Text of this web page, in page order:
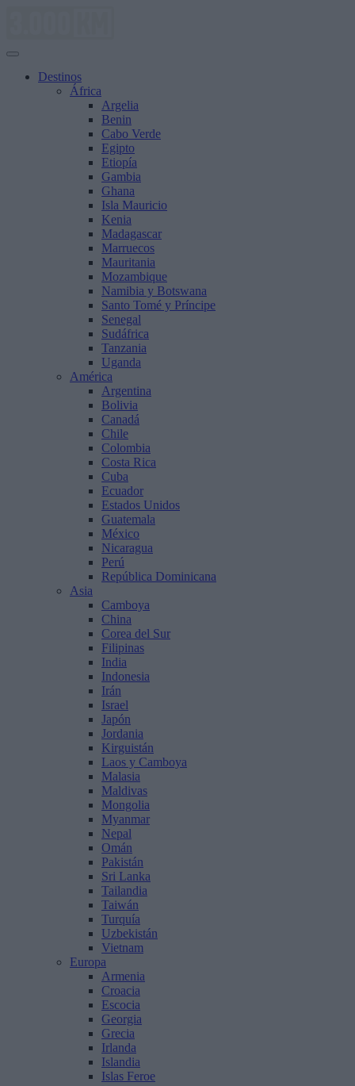
Destinos
África
Argelia
Benin
Cabo Verde
Egipto
Etiopía
Gambia
Ghana
Isla Mauricio
Kenia
Madagascar
Marruecos
Mauritania
Mozambique
Namibia y Botswana
Santo Tomé y Príncipe
Senegal
Sudáfrica
Tanzania
Uganda
América
Argentina
Bolivia
Canadá
Chile
Colombia
Costa Rica
Cuba
Ecuador
Estados Unidos
Guatemala
México
Nicaragua
Perú
República Dominicana
Asia
Camboya
China
Corea del Sur
Filipinas
India
Indonesia
Irán
Israel
Japón
Jordania
Kirguistán
Laos y Camboya
Malasia
Maldivas
Mongolia
Myanmar
Nepal
Omán
Pakistán
Sri Lanka
Tailandia
Taiwán
Turquía
Uzbekistán
Vietnam
Europa
Armenia
Croacia
Escocia
Georgia
Grecia
Irlanda
Islandia
Islas Feroe